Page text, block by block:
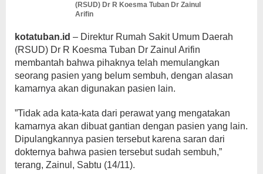
(RSUD) Dr R Koesma Tuban Dr Zainul
Arifin
kotatuban.id – Direktur Rumah Sakit Umum Daerah
(RSUD) Dr R Koesma Tuban Dr Zainul Arifin
membantah bahwa pihaknya telah memulangkan
seorang pasien yang belum sembuh, dengan alasan
kamarnya akan digunakan pasien lain.
”Tidak ada kata-kata dari perawat yang mengatakan
kamarnya akan dibuat gantian dengan pasien yang lain.
Dipulangkannya pasien tersebut karena saran dari
dokternya bahwa pasien tersebut sudah sembuh,”
terang, Zainul, Sabtu (14/11).